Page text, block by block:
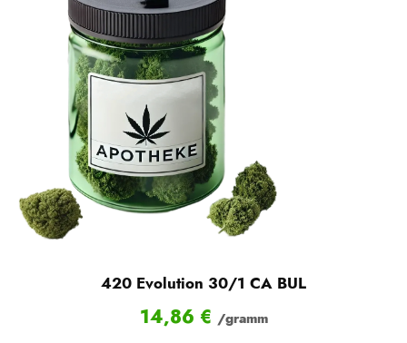
420 Evolution 30/1 CA BUL
14,86 € /gramm